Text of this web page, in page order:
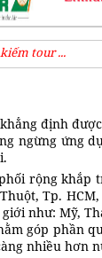
định
ngừng ứng
rộng khắp
Tp.
như: Mỹ,
góp phần
nhiều hơn